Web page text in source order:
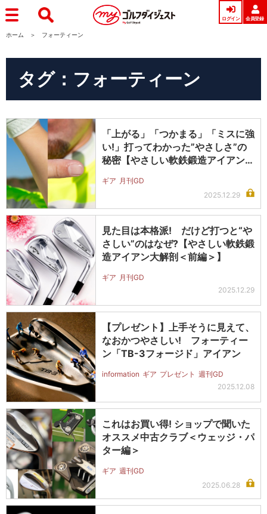
ログイン 会員登録
ホーム フォーティーン
タグ：フォーティーン
「上がる」「つかまる」「ミスに強
い!」打ってわかった”やさしさ”の
秘密【やさしい軟鉄鍛造アイアン大
ギア 月刊GD
2025.12.29
見た目は本格派! だけど打つと“や
さしい”のはなぜ?【やさしい軟鉄鍛
造アイアン大解剖＜前編＞】
ギア 月刊GD
2025.12.29
【プレゼント】上手そうに見えて、
なおかつやさしい! フォーティー
ン「TB-3フォージド」アイアン
information ギア プレゼント 週刊GD
2025.12.08
これはお買い得! ショップで聞いた
オススメ中古クラブ＜ウェッジ・パ
ター編＞
ギア 週刊GD
2025.06.28